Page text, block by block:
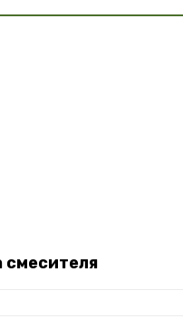
смесителя